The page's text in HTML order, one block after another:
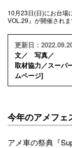
10月23日(日)にお台場
VOL.29』が開催されま
更新日：
文／ 写真／
取材協力／スー
ムページ]
今年のアメフェ
アメ車の祭典『